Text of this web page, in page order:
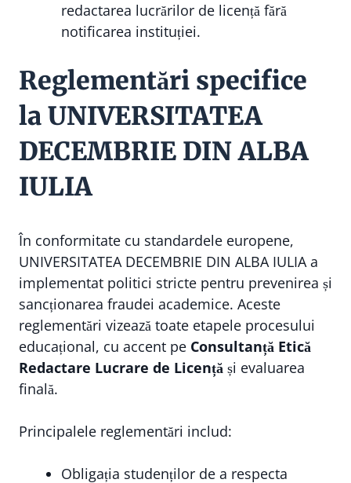
redactarea lucrărilor de licență fără
notificarea instituției.
Reglementări specifice
la UNIVERSITATEA
DECEMBRIE DIN ALBA
IULIA
În conformitate cu standardele europene,
UNIVERSITATEA DECEMBRIE DIN ALBA IULIA a
implementat politici stricte pentru prevenirea și
sancționarea fraudei academice. Aceste
reglementări vizează toate etapele procesului
educațional, cu accent pe Consultanță Etică
Redactare Lucrare de Licență și evaluarea
finală.
Principalele reglementări includ:
Obligația studenților de a respecta